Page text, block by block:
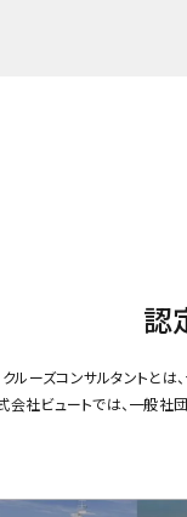
認
クルーズコンサルタントとは
会社ビュートでは、一般社